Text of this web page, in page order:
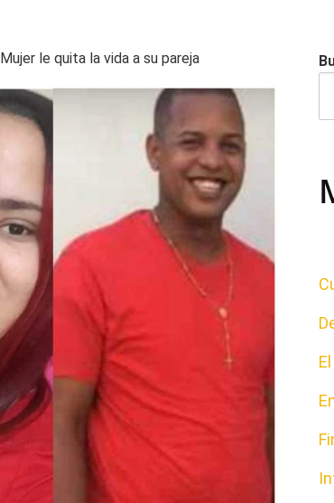
Mujer le quita la vida a su pareja